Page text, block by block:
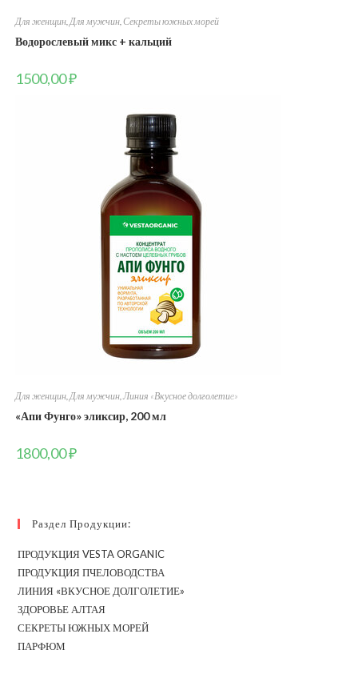
Для женщин, Для мужчин, Секреты южных морей
Водорослевый микс + кальций
1500,00₽
Для женщин,Для мужчин,Линия «Вкусное долголетиe»
«Апи Фунго» эликсир, 200 мл
1800,00₽
Раздел Продукции:
ПРОДУКЦИЯ VESTA ORGANIC
ПРОДУКЦИЯ ПЧЕЛОВОДСТВА
ЛИНИЯ «ВКУСНОЕ ДОЛГОЛЕТИЕ»
ЗДОРОВЬЕ АЛТАЯ
СЕКРЕТЫ ЮЖНЫХ МОРЕЙ
ПАРФЮМ